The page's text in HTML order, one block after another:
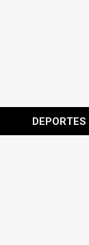
DEPORTES